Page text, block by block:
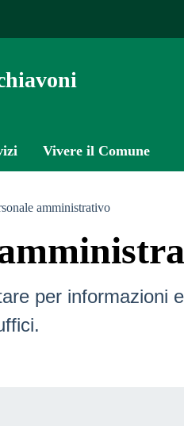
Vivere il Comune
amministrativo
per informazioni